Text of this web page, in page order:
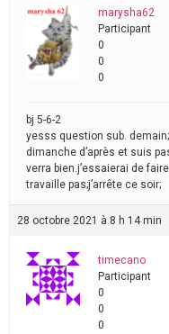
marysha62
Participant
0
0
0
bj 5-6-2
yesss question sub.
dimanche d’après et suis
verra bien.j’essaierai de
travaille pas;j’arrête ce soir;
28 octobre 2021 à 8 h 14 min
timecano
Participant
0
0
0